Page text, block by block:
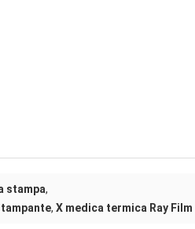
stampa,
, X medica termica Ray Film